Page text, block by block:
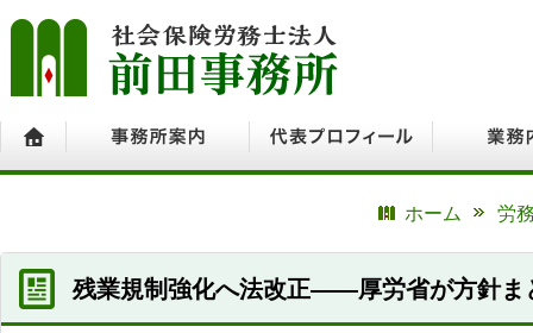
ホーム
労
残業規制強化へ法改正――厚労省が方針ま